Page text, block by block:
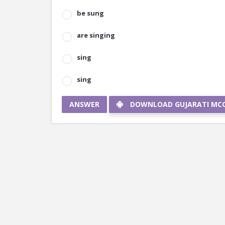
be sung
are singing
sing
sing
ANSWER DOWNLOAD GUJARATI